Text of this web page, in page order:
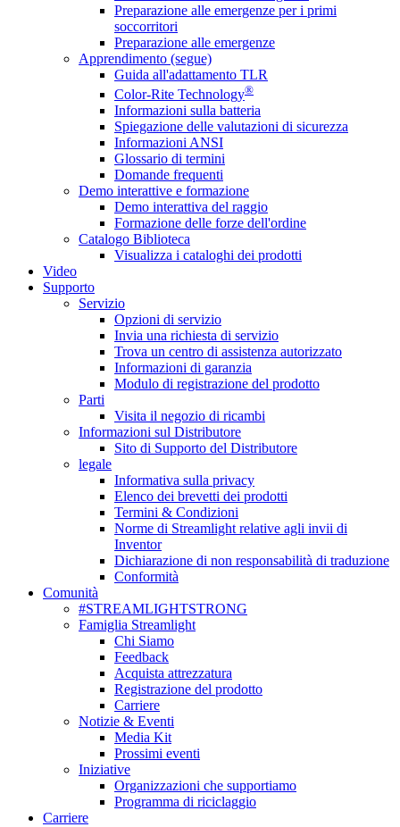
Preparazione alle emergenze per i primi
soccorritori
Preparazione alle emergenze
Apprendimento (segue)
Guida all'adattamento TLR
Color-Rite Technology®
Informazioni sulla batteria
Spiegazione delle valutazioni di sicurezza
Informazioni ANSI
Glossario di termini
Domande frequenti
Demo interattive e formazione
Demo interattiva del raggio
Formazione delle forze dell'ordine
Catalogo Biblioteca
Visualizza i cataloghi dei prodotti
Video
Supporto
Servizio
Opzioni di servizio
Invia una richiesta di servizio
Trova un centro di assistenza autorizzato
Informazioni di garanzia
Modulo di registrazione del prodotto
Parti
Visita il negozio di ricambi
Informazioni sul Distributore
Sito di Supporto del Distributore
legale
Informativa sulla privacy
Elenco dei brevetti dei prodotti
Termini & Condizioni
Norme di Streamlight relative agli invii di
Inventor
Dichiarazione di non responsabilità di traduzione
Conformità
Comunità
#STREAMLIGHTSTRONG
Famiglia Streamlight
Chi Siamo
Feedback
Acquista attrezzatura
Registrazione del prodotto
Carriere
Notizie & Eventi
Media Kit
Prossimi eventi
Iniziative
Organizzazioni che supportiamo
Programma di riciclaggio
Carriere